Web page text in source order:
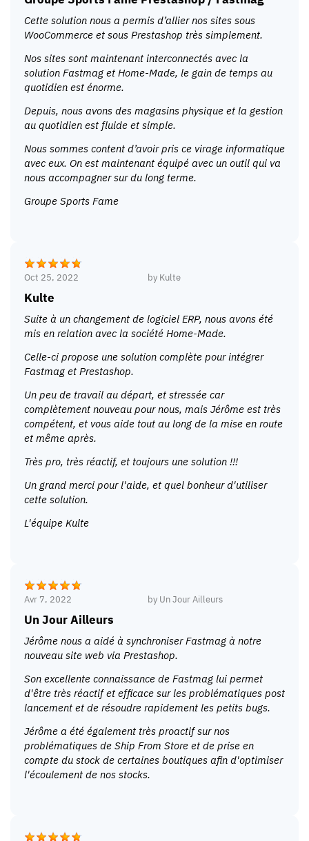
Cette solution nous a permis d’allier nos sites sous
WooCommerce et sous Prestashop très simplement.
Nos sites sont maintenant interconnectés avec la
solution Fastmag et Home-Made, le gain de temps au
quotidien est énorme.
Depuis, nous avons des magasins physique et la gestion
au quotidien est fluide et simple.
Nous sommes content d’avoir pris ce virage informatique
avec eux. On est maintenant équipé avec un outil qui va
nous accompagner sur du long terme.
Groupe Sports Fame
Oct 25, 2022 by Kulte
Kulte
Suite à un changement de logiciel ERP, nous avons été
mis en relation avec la société Home-Made.
Celle-ci propose une solution complète pour intégrer
Fastmag et Prestashop.
Un peu de travail au départ, et stressée car
complètement nouveau pour nous, mais Jérôme est très
compétent, et vous aide tout au long de la mise en route
et même après.
Très pro, très réactif, et toujours une solution !!!
Un grand merci pour l'aide, et quel bonheur d'utiliser
cette solution.
L'équipe Kulte
Avr 7, 2022 by Un Jour Ailleurs
Un Jour Ailleurs
Jérôme nous a aidé à synchroniser Fastmag à notre
nouveau site web via Prestashop.
Son excellente connaissance de Fastmag lui permet
d'être très réactif et efficace sur les problématiques post
lancement et de résoudre rapidement les petits bugs.
Jérôme a été également très proactif sur nos
problématiques de Ship From Store et de prise en
compte du stock de certaines boutiques afin d'optimiser
l'écoulement de nos stocks.